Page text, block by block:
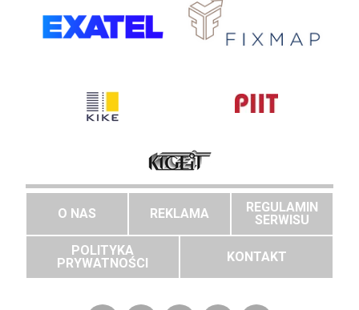
O NAS REKLAMA
REGULAMIN
SERWISU
POLITYKA
PRYWATNOŚCI
KONTAKT